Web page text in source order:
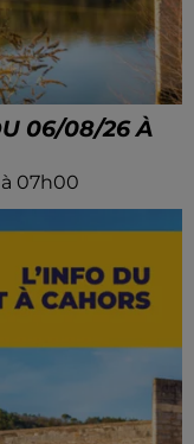
06/08/26 À
07h00